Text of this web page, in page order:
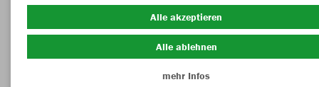
SC Liezen Shop
Alle akzeptieren
Alle ablehnen
mehr Infos